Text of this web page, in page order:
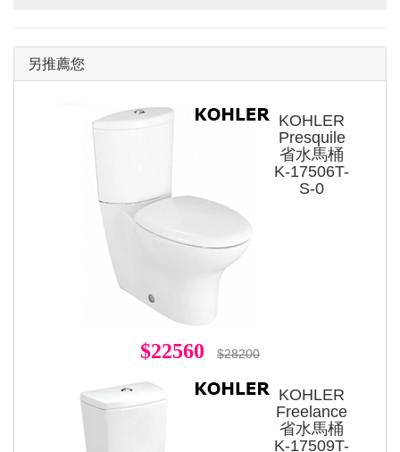
另推薦您
KOHLER
Presquile
省水馬桶
K-17506T-
S-0
$22560 $28200
KOHLER
Freelance
省水馬桶
K-17509T-